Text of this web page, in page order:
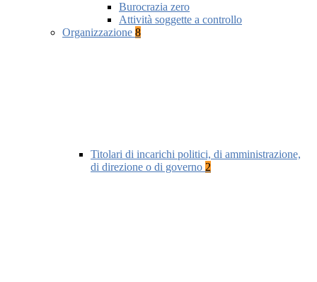
Burocrazia zero
Attività soggette a controllo
Organizzazione 8
Titolari di incarichi politici, di amministrazione,
di direzione o di governo 2